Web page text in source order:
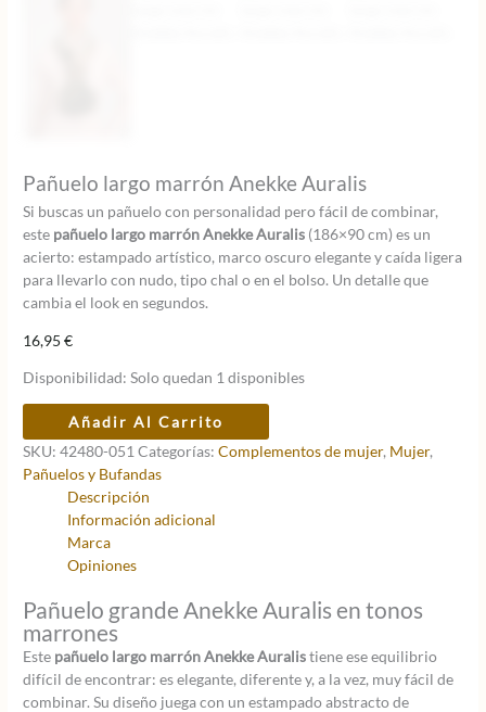
Pañuelo largo marrón Anekke Auralis
Si buscas un pañuelo con personalidad pero fácil de combinar,
este pañuelo largo marrón Anekke Auralis (186×90 cm) es un
acierto: estampado artístico, marco oscuro elegante y caída ligera
para llevarlo con nudo, tipo chal o en el bolso. Un detalle que
cambia el look en segundos.
16,95€
Disponibilidad: Solo quedan 1 disponibles
Pañuelo
largo
marrón
Anekke
Auralis
cantidad
Añadir Al Carrito
SKU:42480-051 Categorías:Complementos de mujer, Mujer,
Pañuelos y Bufandas
Descripción
Información adicional
Marca
Opiniones
Pañuelo grande Anekke Auralis en tonos
marrones
Este pañuelo largo marrón Anekke Auralistiene ese equilibrio
difícil de encontrar: es elegante, diferente y, a la vez, muy fácil de
combinar. Su diseño juega con un estampado abstracto de